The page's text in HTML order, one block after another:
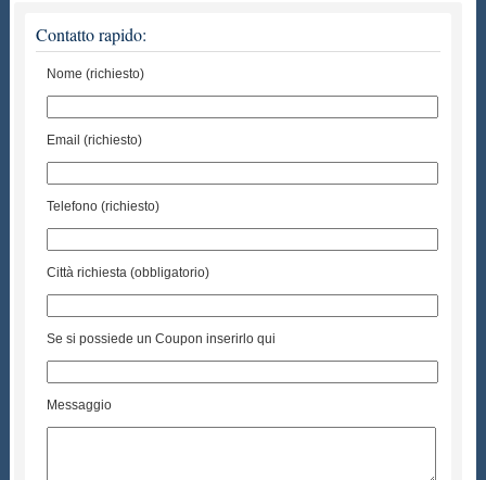
Contatto rapido:
Nome (richiesto)
Email (richiesto)
Telefono (richiesto)
Città richiesta (obbligatorio)
Se si possiede un Coupon inserirlo qui
Messaggio